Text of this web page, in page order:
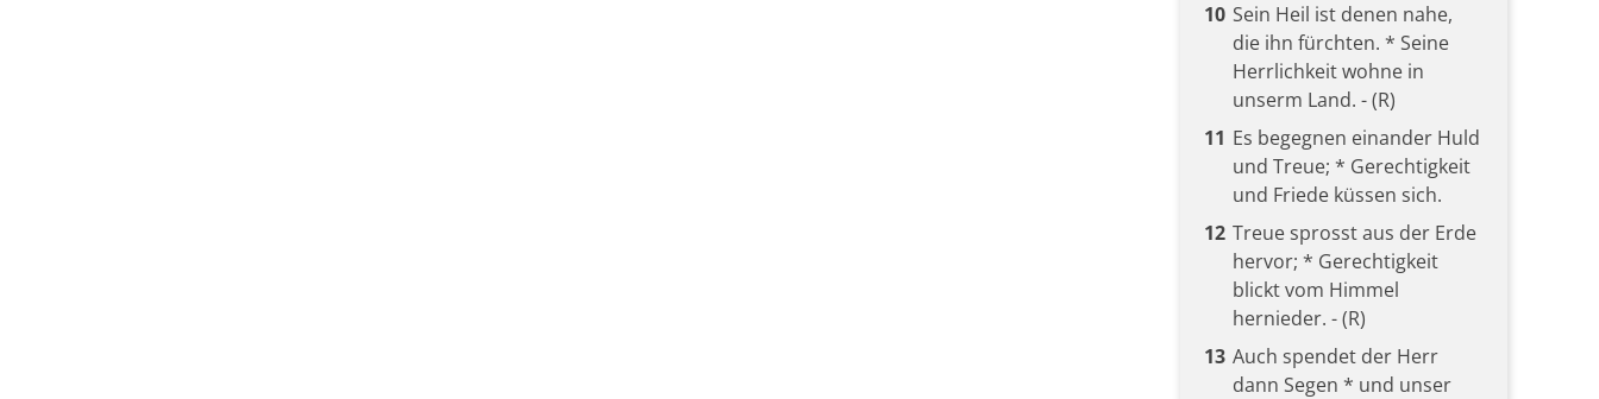
10 Sein Heil ist denen nahe,
die ihn fürchten. * Seine
Herrlichkeit wohne in
unserm Land. - (R)
11 Es begegnen einander Huld
und Treue; * Gerechtigkeit
und Friede küssen sich.
12 Treue sprosst aus der Erde
hervor; * Gerechtigkeit
blickt vom Himmel
hernieder. - (R)
13 Auch spendet der Herr
dann Segen * und unser